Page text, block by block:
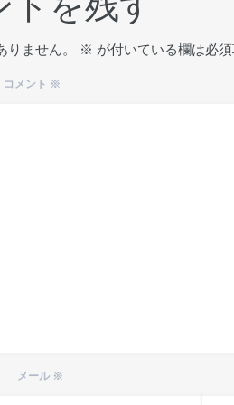
ません。 ※ が付いている欄は必
コメント ※
メール ※